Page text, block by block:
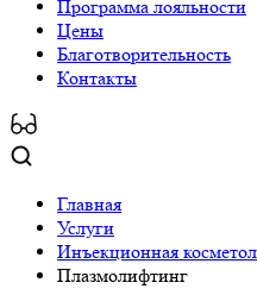
Программa лояльности
Цены
Благотворительность
Контакты
Главная
Услуги
Инъекционная
Плазмолифтинг